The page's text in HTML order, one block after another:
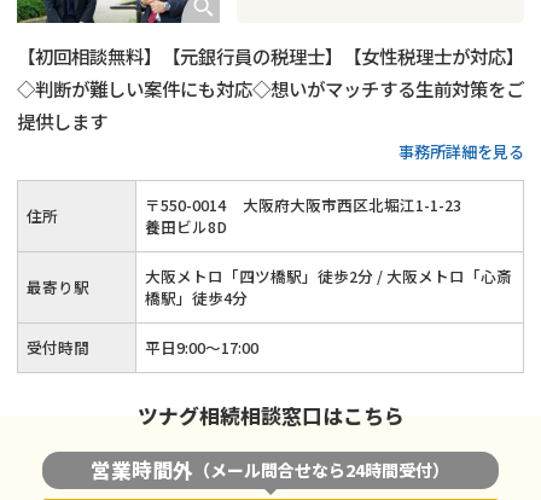
【初回相談無料】【元銀行員の税理士】【女性税理士が対応】
◇判断が難しい案件にも対応◇想いがマッチする生前対策をご
提供します
事務所詳細を見る
住所 〒550-0014
大阪府大阪市西区北堀江1-1-23
養田ビル8D
最寄り駅
大阪メトロ「四ツ橋駅」徒歩2分 / 大阪メトロ「心斎
橋駅」徒歩4分
受付時間 平日9:00〜17:00
ツナグ相続相談窓口はこちら
営業時間外 （メール問合せなら24時間受付）